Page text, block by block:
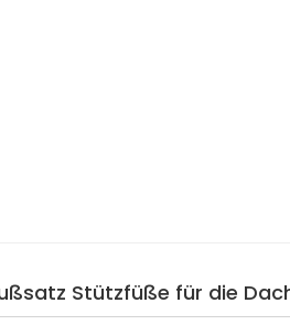
Stützfüße für die